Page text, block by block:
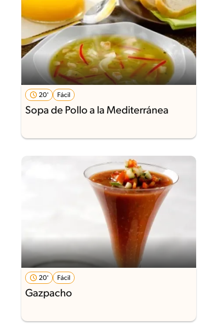
20' Fácil
Sopa de Pollo a la Mediterránea
20' Fácil
Gazpacho